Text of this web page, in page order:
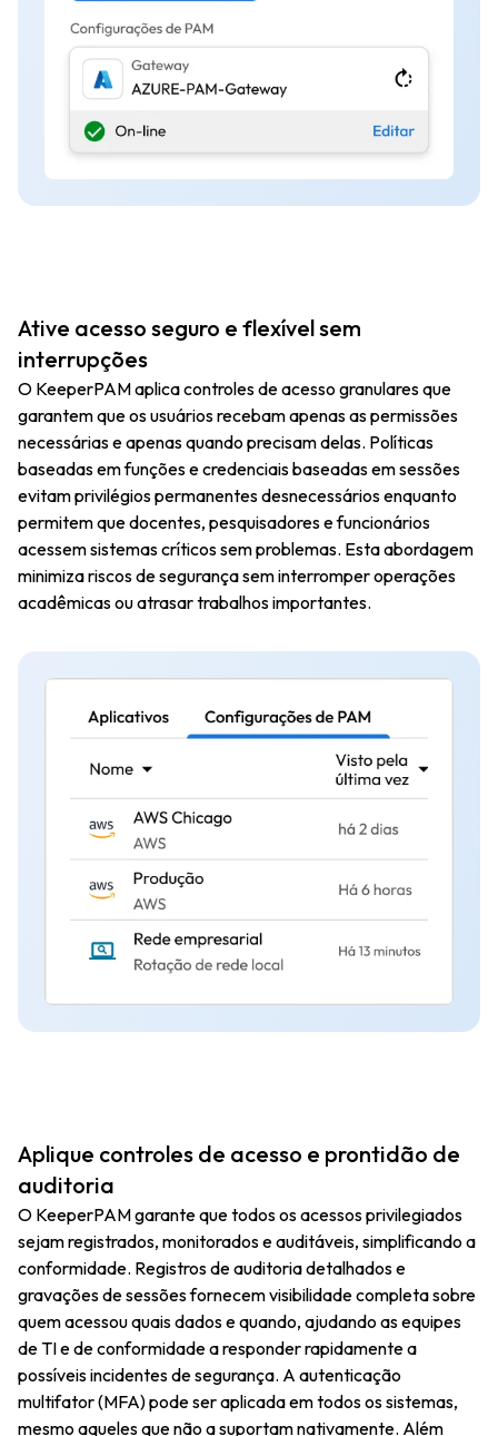
Ative acesso seguro e flexível sem
interrupções
O KeeperPAM aplica controles de acesso granulares que
garantem que os usuários recebam apenas as permissões
necessárias e apenas quando precisam delas. Políticas
baseadas em funções e credenciais baseadas em sessões
evitam privilégios permanentes desnecessários enquanto
permitem que docentes, pesquisadores e funcionários
acessem sistemas críticos sem problemas. Esta abordagem
minimiza riscos de segurança sem interromper operações
acadêmicas ou atrasar trabalhos importantes.
Aplique controles de acesso e prontidão de
auditoria
O KeeperPAM garante que todos os acessos privilegiados
sejam registrados, monitorados e auditáveis, simplificando a
conformidade. Registros de auditoria detalhados e
gravações de sessões fornecem visibilidade completa sobre
quem acessou quais dados e quando, ajudando as equipes
de TI e de conformidade a responder rapidamente a
possíveis incidentes de segurança. A autenticação
multifator (MFA) pode ser aplicada em todos os sistemas,
mesmo aqueles que não a suportam nativamente. Além